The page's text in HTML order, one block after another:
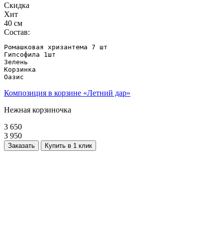
Скидка
Хит
40 см
Состав:
Ромашковая хризантема 7 шт
Гипсофила 1шт
Зелень
Корзинка
Оазис
Композиция в корзине «Летний дар»
Нежная корзиночка
3 650
3 950
Заказать Купить в 1 клик